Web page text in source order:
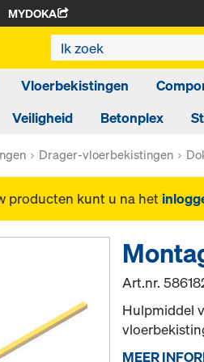
MYDOKA
Vloerbekistingen
Veiligheid
Betonplex
Drager-vloerbekistingen
producten kunt u na het
Art.nr.
Hulpmiddel
MEER